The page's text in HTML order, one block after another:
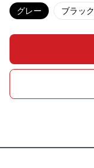
グレー ブラック